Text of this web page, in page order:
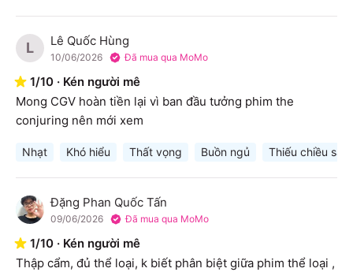
L Lê Quốc Hùng
10/06/2026 Đã mua qua MoMo
1/10 · Kén người mê
Mong CGV hoàn tiền lại vì ban đầu tưởng phim the
conjuring nên mới xem
Nhạt Khó hiểu Thất vọng Buồn ngủ Thiếu chiều sâu
Đ Đặng Phan Quốc Tấn
09/06/2026 Đã mua qua MoMo
1/10 · Kén người mê
Thập cẩm, đủ thể loại, k biết phân biệt giữa phim thể loại ,